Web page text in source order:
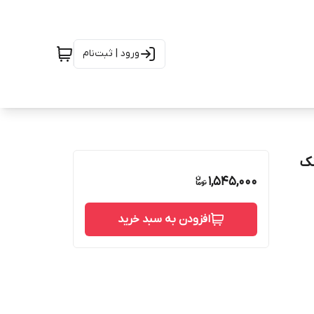
ورود | ثبت‌نام
1,545,000
افزودن به سبد خرید